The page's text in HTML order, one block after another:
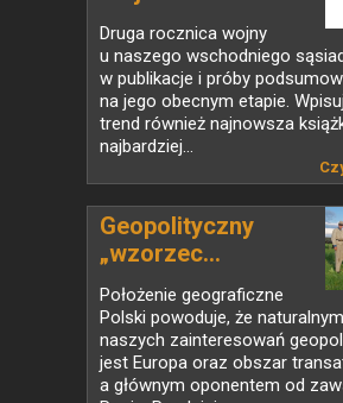
Druga rocznica wojny
u naszego wschodniego
w publikacje i próby
na jego obecnym etapie.
trend również najnowsza
najbardziej...
Geopolityczny
„wzorzec...
Położenie geograficzne
Polski powoduje, że
naszych zainteresowań
jest Europa oraz obszar
a głównym oponentem od